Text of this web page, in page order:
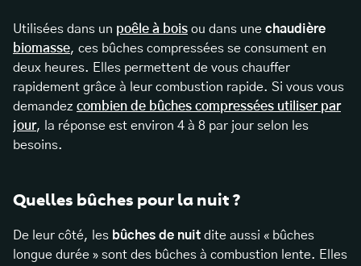
Utilisées dans un poêle à bois ou dans une chaudière
biomasse, ces bûches compressées se consument en
deux heures. Elles permettent de vous chauffer
rapidement grâce à leur combustion rapide. Si vous vous
demandez combien de bûches compressées utiliser par
jour, la réponse est environ 4 à 8 par jour selon les
besoins.
Quelles bûches pour la nuit ?
De leur côté, les bûches de nuit dite aussi « bûches
longue durée » sont des bûches à combustion lente. Elles